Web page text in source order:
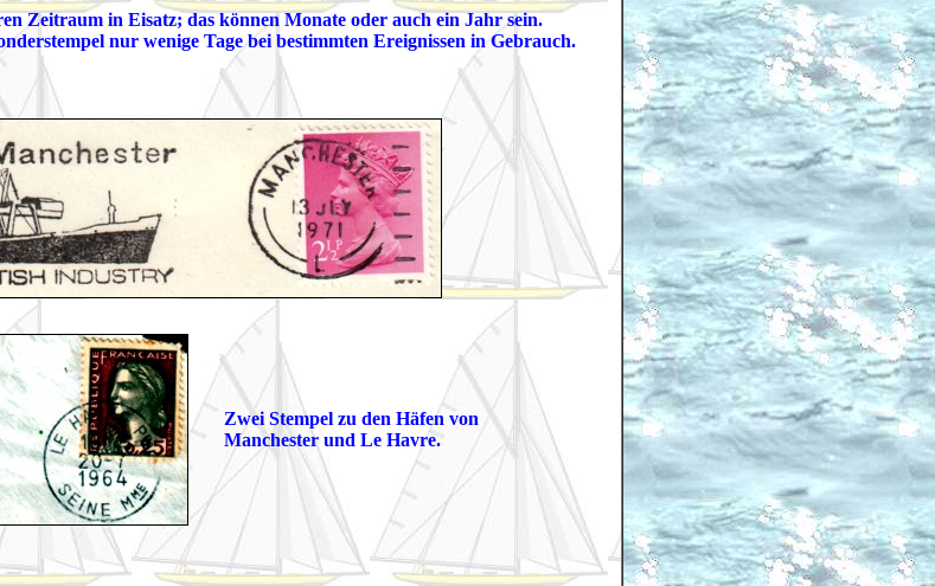
Zeitraum in Eisatz; das können Monate oder auch ein Jahr sein.
nur wenige Tage bei bestimmten Ereignissen in Gebrauch.
Zwei Stempel zu den Häfen von
Manchester und Le Havre.